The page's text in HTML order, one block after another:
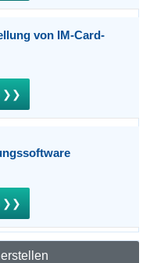
von IM-Card-
❯❯
❯❯